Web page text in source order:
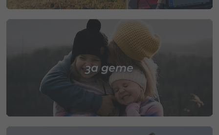
за дете